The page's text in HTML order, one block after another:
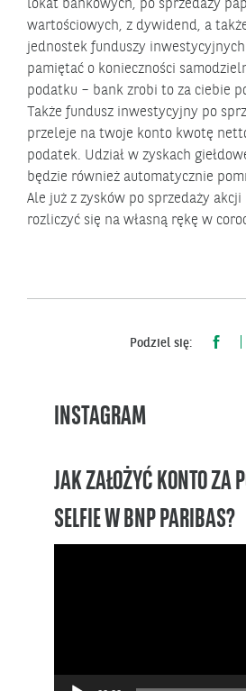
lokat bankowych, po sprzedaży
wartościowych, z dywidend, a
jednostek funduszy
pamiętać o konieczności
podatku – bank zrobi to za ciebie
Także fundusz inwestycyjny po
przeleje na twoje konto kwotę
podatek. Udział w zyskach
będzie również automatycznie
Ale już z zysków po sprzedaży akcji
rozliczyć się na własną rękę w
Podziel się:
INSTAGRAM
JAK ZAŁOŻYĆ KONTO ZA
SELFIE W BNP PARIBAS?